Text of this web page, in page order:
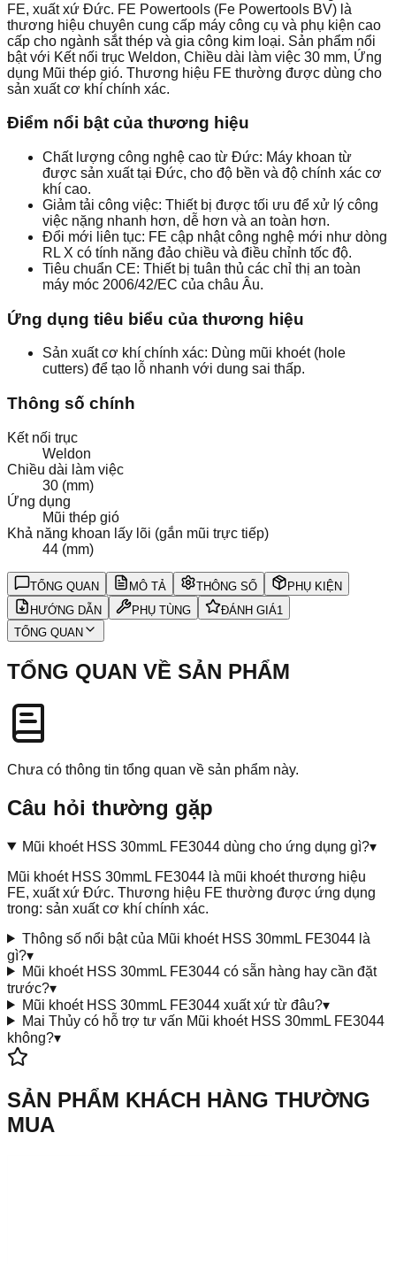
FE, xuất xứ Đức. FE Powertools (Fe Powertools BV) là
thương hiệu chuyên cung cấp máy công cụ và phụ kiện cao
cấp cho ngành sắt thép và gia công kim loại. Sản phẩm nổi
bật với Kết nối trục Weldon, Chiều dài làm việc 30 mm, Ứng
dụng Mũi thép gió. Thương hiệu FE thường được dùng cho
sản xuất cơ khí chính xác.
Điểm nổi bật của thương hiệu
Chất lượng công nghệ cao từ Đức: Máy khoan từ
được sản xuất tại Đức, cho độ bền và độ chính xác cơ
khí cao.
Giảm tải công việc: Thiết bị được tối ưu để xử lý công
việc nặng nhanh hơn, dễ hơn và an toàn hơn.
Đổi mới liên tục: FE cập nhật công nghệ mới như dòng
RL X có tính năng đảo chiều và điều chỉnh tốc độ.
Tiêu chuẩn CE: Thiết bị tuân thủ các chỉ thị an toàn
máy móc 2006/42/EC của châu Âu.
Ứng dụng tiêu biểu của thương hiệu
Sản xuất cơ khí chính xác: Dùng mũi khoét (hole
cutters) để tạo lỗ nhanh với dung sai thấp.
Thông số chính
Kết nối trục
Weldon
Chiều dài làm việc
30 (mm)
Ứng dụng
Mũi thép gió
Khả năng khoan lấy lõi (gắn mũi trực tiếp)
44 (mm)
TỔNG QUAN MÔ TẢ THÔNG SỐ
PHỤ KIỆN
HƯỚNG DẪN
PHỤ TÙNG ĐÁNH GIÁ1
TỔNG QUAN
TỔNG QUAN VỀ SẢN PHẨM
Chưa có thông tin tổng quan về sản phẩm này.
Câu hỏi thường gặp
Mũi khoét HSS 30mmL FE3044 dùng cho ứng dụng gì?▾
Mũi khoét HSS 30mmL FE3044 là mũi khoét thương hiệu
FE, xuất xứ Đức. Thương hiệu FE thường được ứng dụng
trong: sản xuất cơ khí chính xác.
Thông số nổi bật của Mũi khoét HSS 30mmL FE3044 là
gì?▾
Mũi khoét HSS 30mmL FE3044 có sẵn hàng hay cần đặt
trước?▾
Mũi khoét HSS 30mmL FE3044 xuất xứ từ đâu?▾
Mai Thủy có hỗ trợ tư vấn Mũi khoét HSS 30mmL FE3044
không?▾
SẢN PHẨM KHÁCH HÀNG THƯỜNG
MUA